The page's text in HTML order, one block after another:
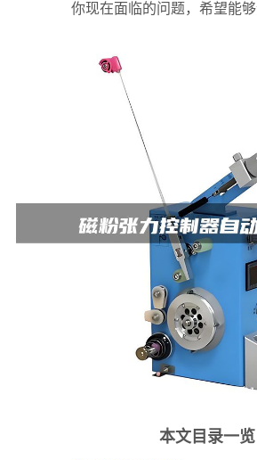
你现在面临的问题，希望能够
本文目录一览